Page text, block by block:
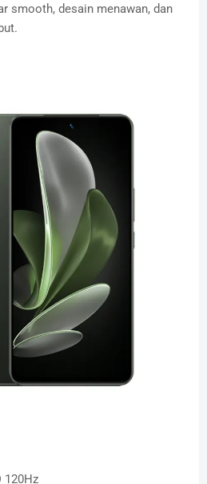
smooth, desain menawan, dan
120Hz